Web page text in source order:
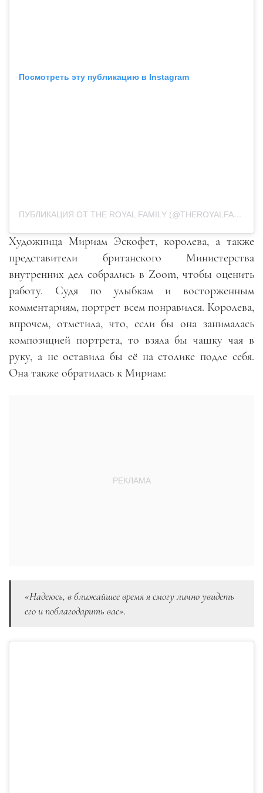
Посмотреть эту публикацию в Instagram
ПУБЛИКАЦИЯ ОТ THE ROYAL FAMILY (@THEROYALFAMILY)
Художница Мириам Эскофет, королева, а также
представители британского Министерства
внутренних дел собрались в Zoom, чтобы оценить
работу. Судя по улыбкам и восторженным
комментариям, портрет всем понравился. Королева,
впрочем, отметила, что, если бы она занималась
композицией портрета, то взяла бы чашку чая в
руку, а не оставила бы её на столике подле себя.
Она также обратилась к Мириам:
«Надеюсь, в ближайшее время я смогу лично увидеть
его и поблагодарить вас».